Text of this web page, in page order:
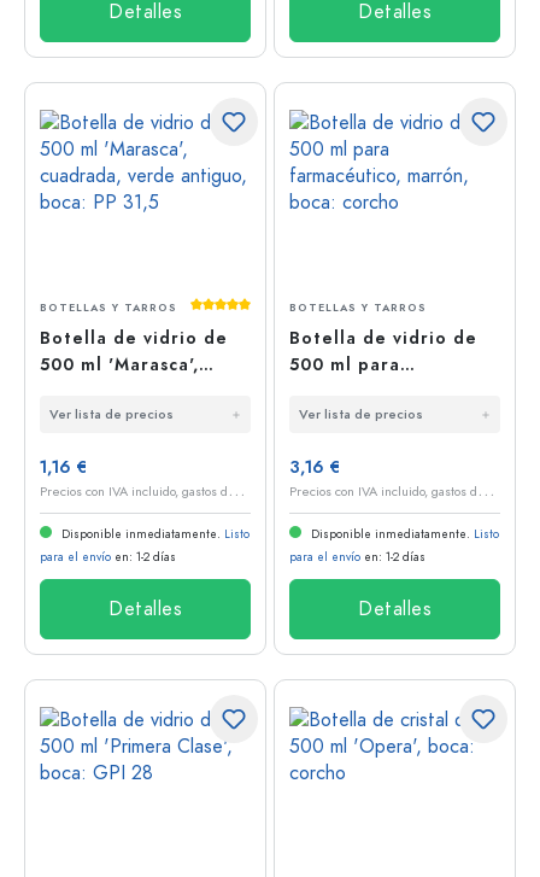
Detalles Detalles
Calificación promedio de 5 de 5 estrellas
BOTELLAS Y TARROS
Botella de vidrio de
500 ml 'Marasca',
antiguo, boca: PP 31,5
Ver lista de precios
1,16 €
P
recios con IVA incluido, gastos de envío excluidos
Disponible inmediatamente. Listo
para el envío en: 1-2 días
Detalles
BOTELLAS Y TARROS
Botella de vidrio de
500 ml para
boca: corcho
Ver lista de precios
3,16 €
P
recios con IVA incluido, gastos de envío excluidos
Disponible inmediatamente. Listo
para el envío en: 1-2 días
Detalles